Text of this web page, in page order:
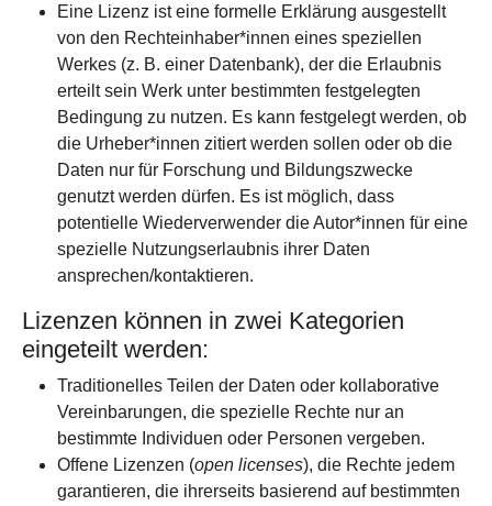
Eine Lizenz ist eine formelle Erklärung ausgestellt
von den Rechteinhaber*innen eines speziellen
Werkes (z. B. einer Datenbank), der die Erlaubnis
erteilt sein Werk unter bestimmten festgelegten
Bedingung zu nutzen. Es kann festgelegt werden, ob
die Urheber*innen zitiert werden sollen oder ob die
Daten nur für Forschung und Bildungszwecke
genutzt werden dürfen. Es ist möglich, dass
potentielle Wiederverwender die Autor*innen für eine
spezielle Nutzungserlaubnis ihrer Daten
ansprechen/kontaktieren.
Lizenzen können in zwei Kategorien
eingeteilt werden:
Traditionelles Teilen der Daten oder kollaborative
Vereinbarungen, die spezielle Rechte nur an
bestimmte Individuen oder Personen vergeben.
Offene Lizenzen (open licenses), die Rechte jedem
garantieren, die ihrerseits basierend auf bestimmten